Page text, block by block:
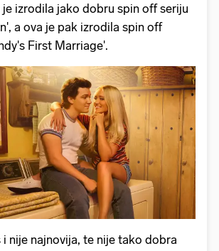
izrodila jako dobru spin off seriju
a ova je pak izrodila spin off
First Marriage'.
i nije najnovija, te nije tako dobra